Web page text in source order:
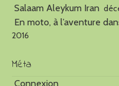
Salaam Aleykum Iran
En moto, à l’aventure
2016
Méta
Connexion